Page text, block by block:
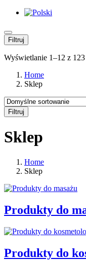
Filtruj
Wyświetlanie 1–12 z
Home
Sklep
Filtruj
Sklep
Home
Sklep
Produkty do
Produkty do